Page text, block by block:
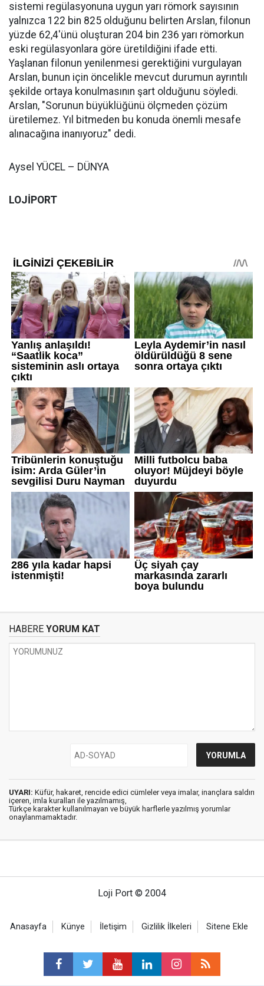
sistemi regülasyonuna uygun yarı römork sayısının
yalnızca 122 bin 825 olduğunu belirten Arslan, filonun
yüzde 62,4'ünü oluşturan 204 bin 236 yarı römorkun
eski regülasyonlara göre üretildiğini ifade etti.
Yaşlanan filonun yenilenmesi gerektiğini vurgulayan
Arslan, bunun için öncelikle mevcut durumun ayrıntılı
şekilde ortaya konulmasının şart olduğunu söyledi.
Arslan, "Sorunun büyüklüğünü ölçmeden çözüm
üretilemez. Yıl bitmeden bu konuda önemli mesafe
alınacağına inanıyoruz" dedi.
Aysel YÜCEL – DÜNYA
LOJİPORT
HABERE YORUM KAT
UYARI: Küfür, hakaret, rencide edici cümleler veya imalar, inançlara saldırı
içeren, imla kuralları ile yazılmamış,
Türkçe karakter kullanılmayan ve büyük harflerle yazılmış yorumlar
onaylanmamaktadır.
Loji Port © 2004
Anasayfa Künye İletişim Gizlilik İlkeleri Sitene Ekle